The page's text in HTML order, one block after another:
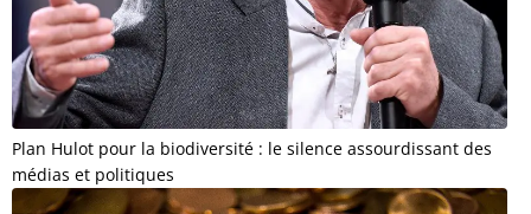
Plan Hulot pour la biodiversité : le silence assourdissant des
médias et politiques